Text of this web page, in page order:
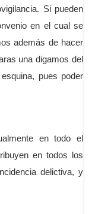
Si pueden
en el cual se
además de hacer
una digamos del
pues poder
en todo el
en todos los
delictiva, y